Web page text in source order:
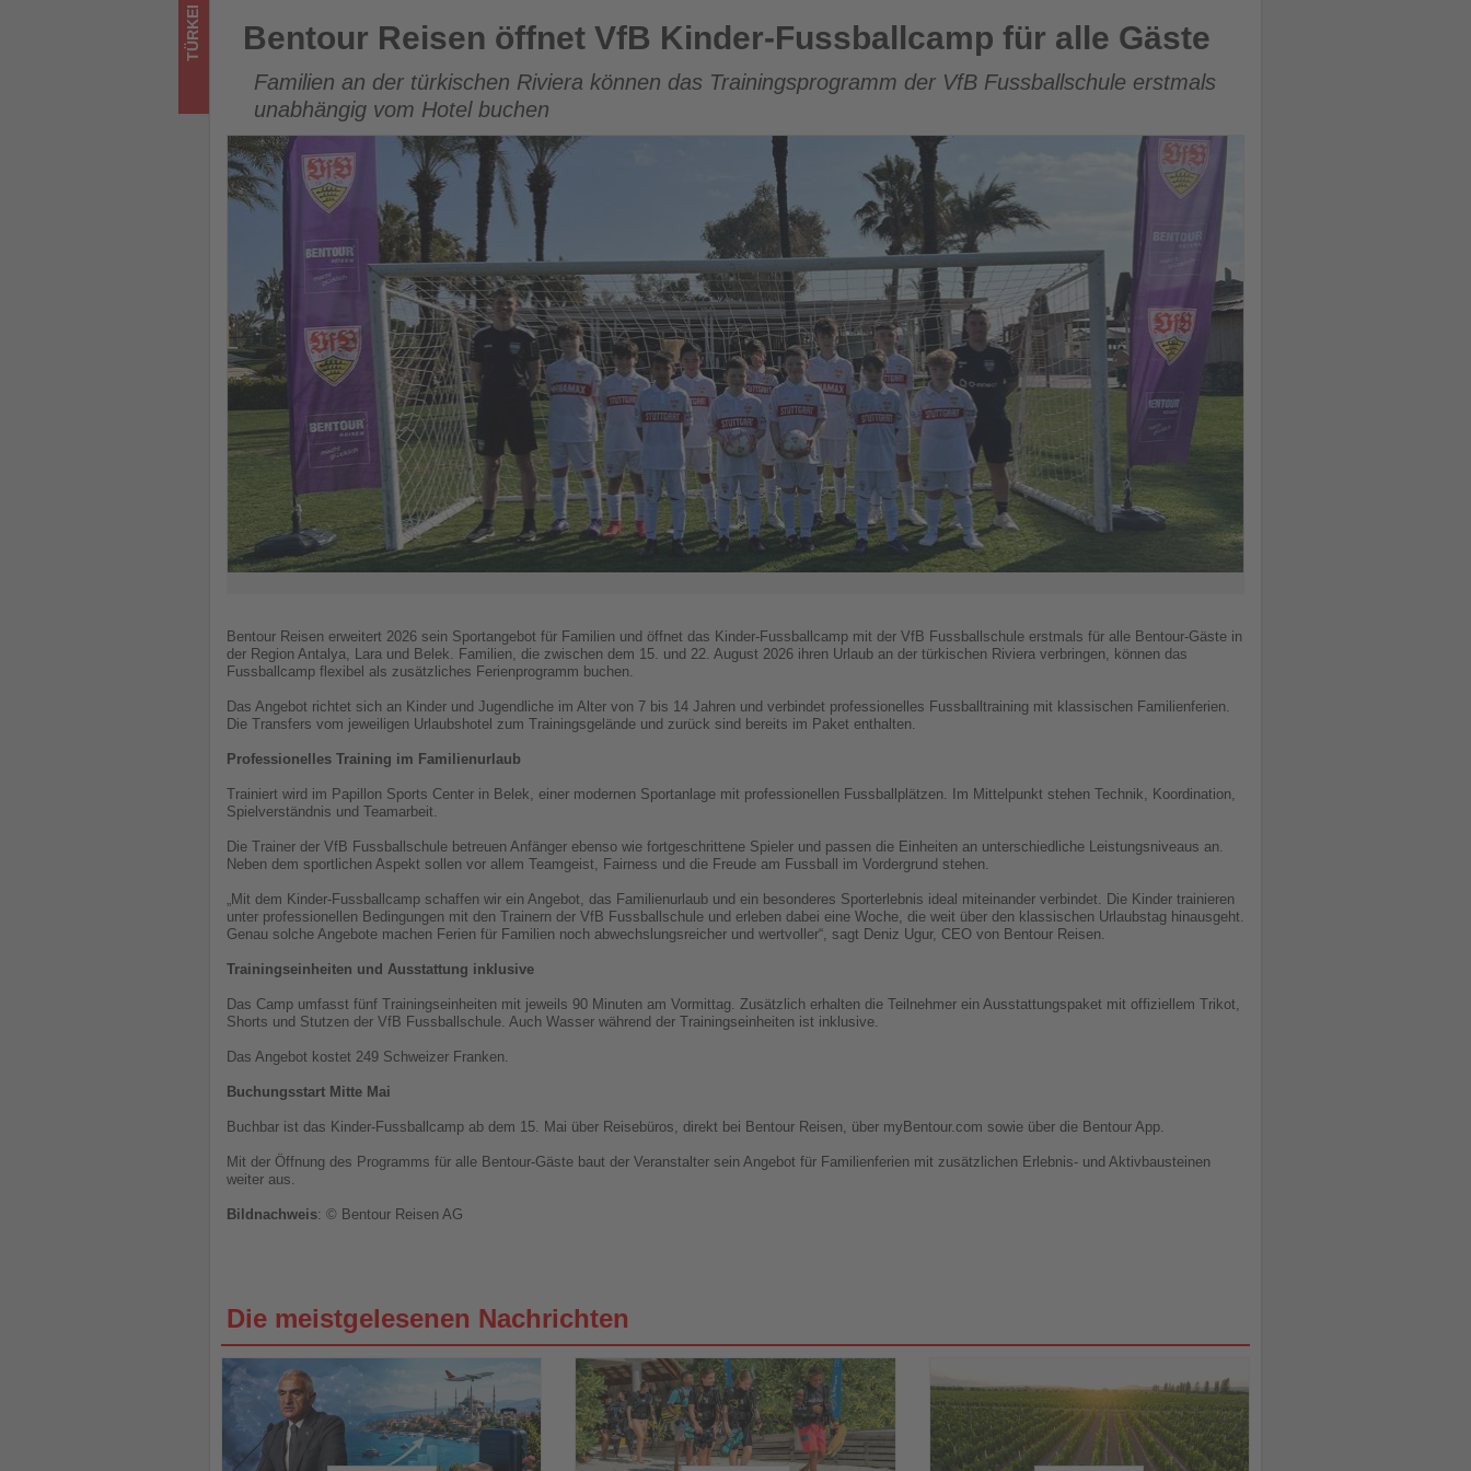
Tourismus
Bentour Reisen öffnet VfB Kinder-Fussballcamp für alle Gäste
TÜRKEI Bentour Reisen öffnet VfB Kinder-Fussballcamp für alle Gäste
Familien an der türkischen Riviera können das Trainingsprogramm der VfB Fussballschule erstmals
unabhängig vom Hotel buchen
Bentour Reisen erweitert 2026 sein Sportangebot für Familien und öffnet das Kinder-Fussballcamp mit der VfB Fussballschule erstmals für alle Bentour-Gäste in
der Region Antalya, Lara und Belek. Familien, die zwischen dem 15. und 22. August 2026 ihren Urlaub an der türkischen Riviera verbringen, können das
Fussballcamp flexibel als zusätzliches Ferienprogramm buchen.
Das Angebot richtet sich an Kinder und Jugendliche im Alter von 7 bis 14 Jahren und verbindet professionelles Fussballtraining mit klassischen Familienferien.
Die Transfers vom jeweiligen Urlaubshotel zum Trainingsgelände und zurück sind bereits im Paket enthalten.
Professionelles Training im Familienurlaub
Trainiert wird im Papillon Sports Center in Belek, einer modernen Sportanlage mit professionellen Fussballplätzen. Im Mittelpunkt stehen Technik, Koordination,
Spielverständnis und Teamarbeit.
Die Trainer der VfB Fussballschule betreuen Anfänger ebenso wie fortgeschrittene Spieler und passen die Einheiten an unterschiedliche Leistungsniveaus an.
Neben dem sportlichen Aspekt sollen vor allem Teamgeist, Fairness und die Freude am Fussball im Vordergrund stehen.
„Mit dem Kinder-Fussballcamp schaffen wir ein Angebot, das Familienurlaub und ein besonderes Sporterlebnis ideal miteinander verbindet. Die Kinder trainieren
unter professionellen Bedingungen mit den Trainern der VfB Fussballschule und erleben dabei eine Woche, die weit über den klassischen Urlaubstag hinausgeht.
Genau solche Angebote machen Ferien für Familien noch abwechslungsreicher und wertvoller“, sagt Deniz Ugur, CEO von Bentour Reisen.
Trainingseinheiten und Ausstattung inklusive
Das Camp umfasst fünf Trainingseinheiten mit jeweils 90 Minuten am Vormittag. Zusätzlich erhalten die Teilnehmer ein Ausstattungspaket mit offiziellem Trikot,
Shorts und Stutzen der VfB Fussballschule. Auch Wasser während der Trainingseinheiten ist inklusive.
Das Angebot kostet 249 Schweizer Franken.
Buchungsstart Mitte Mai
Buchbar ist das Kinder-Fussballcamp ab dem 15. Mai über Reisebüros, direkt bei Bentour Reisen, über myBentour.com sowie über die Bentour App.
Mit der Öffnung des Programms für alle Bentour-Gäste baut der Veranstalter sein Angebot für Familienferien mit zusätzlichen Erlebnis- und Aktivbausteinen
weiter aus.
Bildnachweis: © Bentour Reisen AG
Die meistgelesenen Nachrichten